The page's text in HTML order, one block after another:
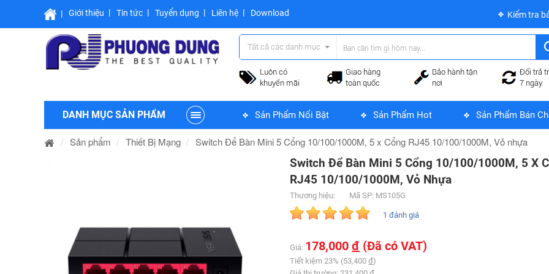
Giới thiệu Tin tức Tuyển dụng Liên hệ Download Kiểm tra
Tất cả các danh mục
Luôn có
khuyến mãi
Giao hàng
toàn quốc
Bảo hành tận
nơi
Đổi trả
7 ngày
DANH MỤC SẢN PHẨM Sản Phẩm Nổi Bật Sản Phẩm Hot Sản Phẩm Bán
Sản phẩm Thiết Bị Mạng Switch Để Bàn Mini 5 Cổng 10/100/1000M, 5 x Cổng RJ45 10/100/1000M, Vỏ nhựa
Switch Để Bàn Mini 5 Cổng 10/100/1000M, 5 X
RJ45 10/100/1000M, Vỏ Nhựa
Thương hiệu: Mã SP: MS105G
1 đánh giá
Giá: 178,000đ (Đã có VAT)
Tiết kiệm 23% (53,400đ)